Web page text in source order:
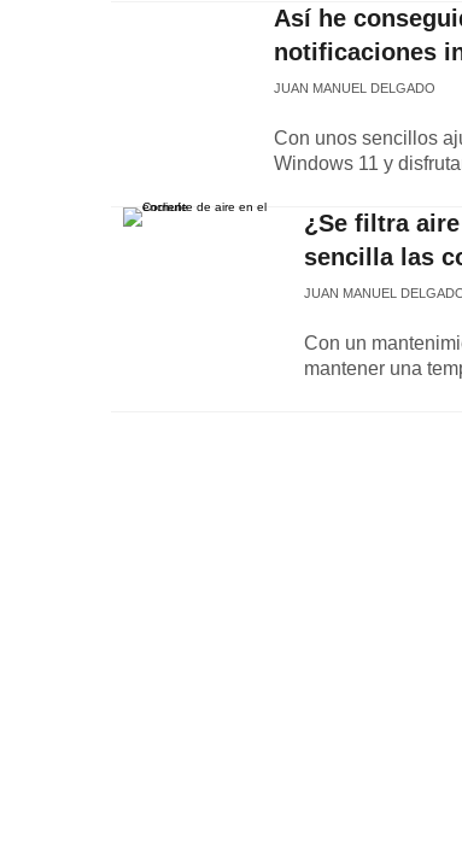
Así he
notificaciones
JUAN MANUEL DELGADO
Con unos sencillos
Windows 11 y
¿Se filtra
sencilla las
JUAN MANUEL
Con un
mantener una